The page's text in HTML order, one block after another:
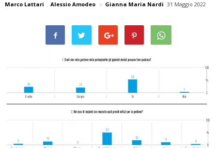
Marco Lattari , Alessio Amodeo e Gianna Maria Nardi 31 Maggio 2022